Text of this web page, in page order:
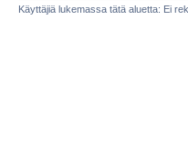
Käyttäjiä lukemassa tätä aluetta: Ei